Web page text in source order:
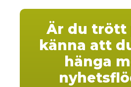
Är du trött
känna att
hänga